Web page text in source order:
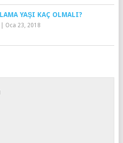
YAŞI KAÇ OLMALI?
Oca 23, 2018